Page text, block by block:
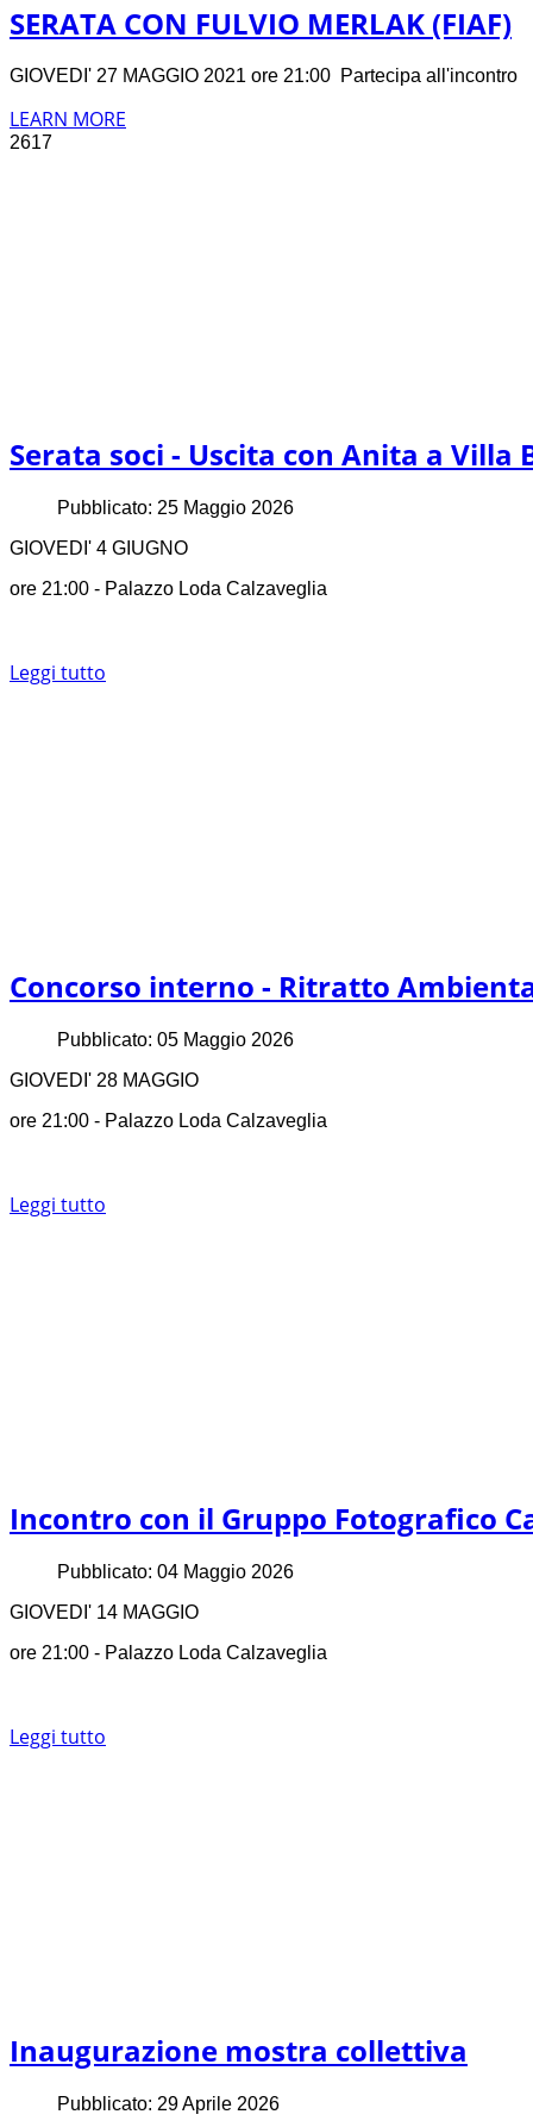
SERATA CON FULVIO MERLAK (FIAF)
GIOVEDI' 27 MAGGIO 2021 ore 21:00 Partecipa all'incontro
LEARN MORE
2617
Serata soci - Uscita con Anita a Villa
Pubblicato: 25 Maggio 2026
GIOVEDI' 4 GIUGNO
ore 21:00 - Palazzo Loda Calzaveglia
Leggi tutto
Concorso interno - Ritratto
Pubblicato: 05 Maggio 2026
GIOVEDI' 28 MAGGIO
ore 21:00 - Palazzo Loda Calzaveglia
Leggi tutto
Incontro con il Gruppo Fotografico
Pubblicato: 04 Maggio 2026
GIOVEDI' 14 MAGGIO
ore 21:00 - Palazzo Loda Calzaveglia
Leggi tutto
Inaugurazione mostra collettiva
Pubblicato: 29 Aprile 2026